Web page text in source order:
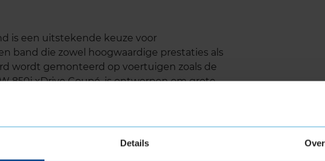
Details Over
is een uitstekende keuze voor
band die zowel hoogwaardige prestaties als
wordt gemonteerd op voertuigen zoals de
850i xDrive Coupé, is ontworpen om grote
bijdraagt aan een indrukwekkende